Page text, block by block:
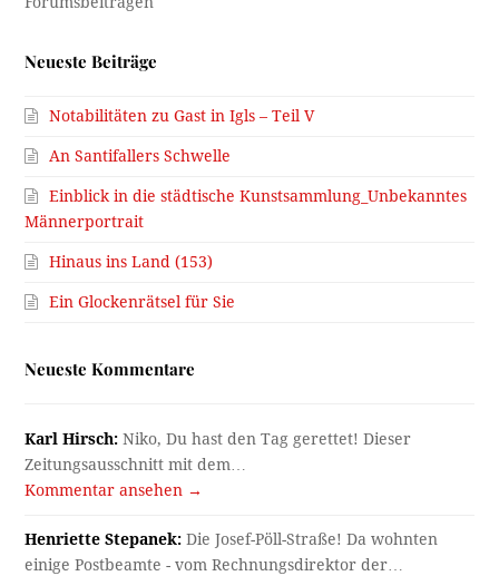
Neueste Beiträge
Notabilitäten zu Gast in Igls – Teil V
An Santifallers Schwelle
Einblick in die städtische Kunstsammlung_Unbekanntes
Männerportrait
Hinaus ins Land (153)
Ein Glockenrätsel für Sie
Neueste Kommentare
Karl Hirsch: Niko, Du hast den Tag gerettet! Dieser
Zeitungsausschnitt mit dem…
Kommentar ansehen →
Henriette Stepanek: Die Josef-Pöll-Straße! Da wohnten
einige Postbeamte - vom Rechnungsdirektor der…